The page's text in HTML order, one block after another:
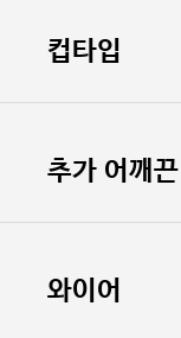
컵타입
추가 어깨끈
와이어